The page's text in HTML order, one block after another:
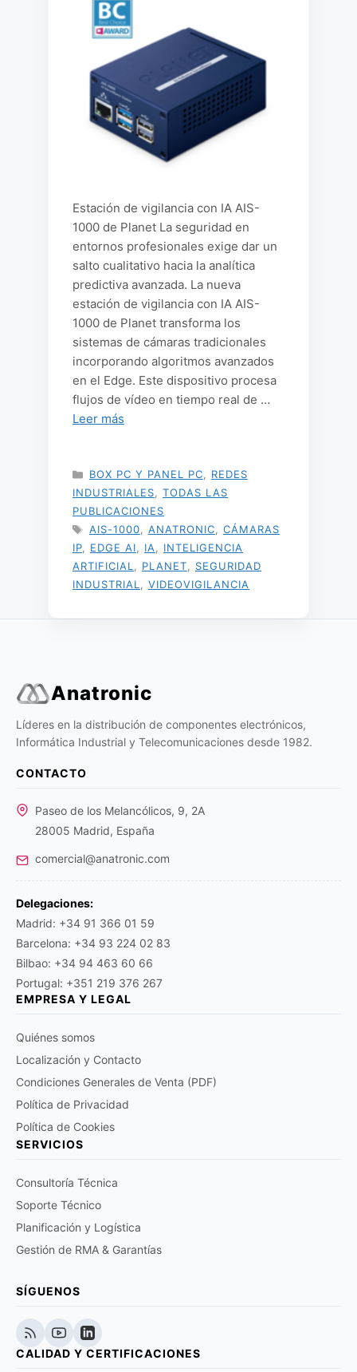
Estación de vigilancia con IA AIS-
1000 de Planet La seguridad en
entornos profesionales exige dar un
salto cualitativo hacia la analítica
predictiva avanzada. La nueva
estación de vigilancia con IA AIS-
1000 de Planet transforma los
sistemas de cámaras tradicionales
incorporando algoritmos avanzados
en el Edge. Este dispositivo procesa
flujos de vídeo en tiempo real de …
Leer más
CATEGORÍAS
BOX PC Y PANEL PC
REDES
INDUSTRIALES
TODAS LAS
PUBLICACIONES
ETIQUETAS
AIS-1000 ANATRONIC
CÁMARAS
IP
EDGE AI IA
INTELIGENCIA
ARTIFICIAL
PLANET
SEGURIDAD
INDUSTRIAL
VIDEOVIGILANCIA
Anatronic
Líderes en la distribución de componentes electrónicos,
Informática Industrial y Telecomunicaciones desde 1982.
CONTACTO
Paseo de los Melancólicos, 9, 2A
28005 Madrid, España
comercial@anatronic.com
Delegaciones:
Madrid: +34 91 366 01 59
Barcelona: +34 93 224 02 83
Bilbao: +34 94 463 60 66
Portugal: +351 219 376 267
EMPRESA Y LEGAL
Quiénes somos
Localización y Contacto
Condiciones Generales de Venta (PDF)
Política de Privacidad
Política de Cookies
SERVICIOS
Consultoría Técnica
Soporte Técnico
Planificación y Logística
Gestión de RMA & Garantías
SÍGUENOS
CALIDAD Y CERTIFICACIONES